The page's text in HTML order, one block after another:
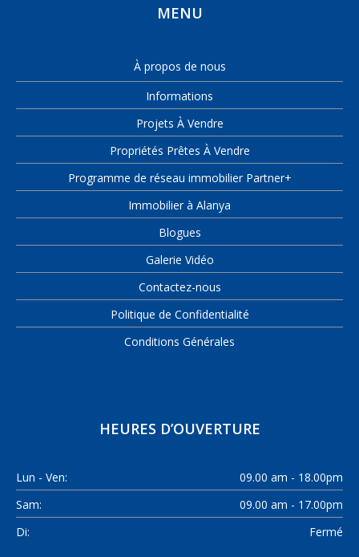
MENU
À propos de nous
Informations
Projets À Vendre
Propriétés Prêtes À Vendre
Programme de réseau immobilier Partner+
Immobilier à Alanya
Blogues
Galerie Vidéo
Contactez-nous
Politique de Confidentialité
Conditions Générales
HEURES D’OUVERTURE
Lun - Ven:
09.00 am - 18.00pm
Sam:
09.00 am - 17.00pm
Di:
Fermé